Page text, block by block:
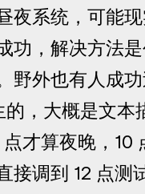
夜系统，可能
功，解决方法
野外也有人成
，大概是文本
才算夜晚，10
接调到 12 点测